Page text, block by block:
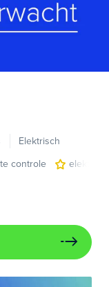
Elektrisch
controle